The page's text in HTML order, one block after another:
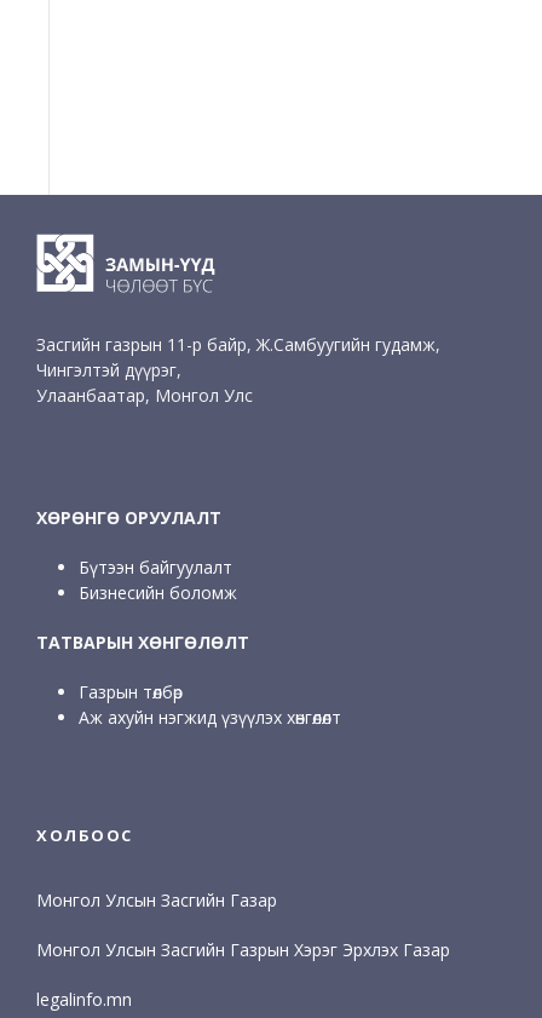
Засгийн газрын 11-р байр, Ж.Самбуугийн гудамж,
Чингэлтэй дүүрэг,
Улаанбаатар, Монгол Улс
ХӨРӨНГӨ ОРУУЛАЛТ
Бүтээн байгуулалт
Бизнесийн боломж
ТАТВАРЫН ХӨНГӨЛӨЛТ
Газрын төлбөр
Аж ахуйн нэгжид үзүүлэх хөнгөлөлт
ХОЛБООС
Монгол Улсын Засгийн Газар
Монгол Улсын Засгийн Газрын Хэрэг Эрхлэх Газар
legalinfo.mn